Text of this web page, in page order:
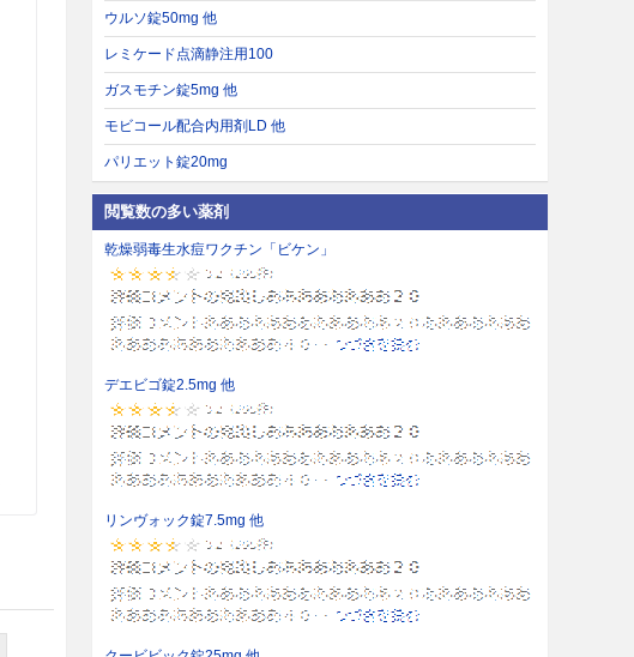
ウルソ錠50mg 他
レミケード点滴静注用100
ガスモチン錠5mg 他
モビコール配合内用剤LD 他
パリエット錠20mg
閲覧数の多い薬剤
乾燥弱毒生水痘ワクチン「ビケン」
デエビゴ錠2.5mg 他
リンヴォック錠7.5mg 他